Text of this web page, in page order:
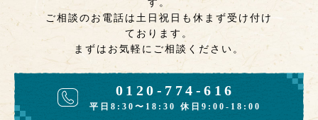
す。
ご相談のお電話は土日祝日も休まず受け付け
ております。
まずはお気軽にご相談ください。
0120-774-616
平日8:30〜18:30 休日9:00-18:00